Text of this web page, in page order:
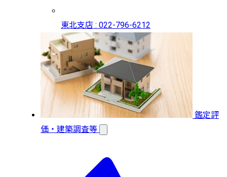
東北支店 : 022-796-6212
鑑定評
価・建築調査等